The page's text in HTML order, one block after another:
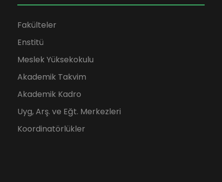
Fakülteler
Enstitü
Meslek Yüksekokulu
Akademik Takvim
Akademik Kadro
Uyg, Arş. ve Eğt. Merkezleri
Koordinatörlükler